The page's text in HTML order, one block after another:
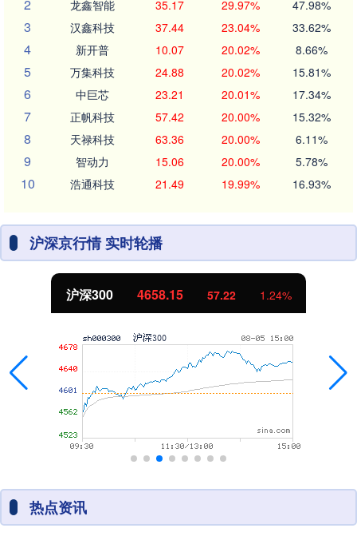
2 龙鑫智能 35.17 29.97% 47.98%
3 汉鑫科技 37.44 23.04% 33.62%
4 新开普 10.07 20.02% 8.66%
5 万集科技 24.88 20.02% 15.81%
6 中巨芯 23.21 20.01% 17.34%
7 正帆科技 57.42 20.00% 15.32%
8 天禄科技 63.36 20.00% 6.11%
9 智动力 15.06 20.00% 5.78%
10 浩通科技 21.49 19.99% 16.93%
沪深京行情 实时轮播
沪深300 4658.15 57.22 1.24%
热点资讯